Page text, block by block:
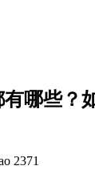
哪些？
2371